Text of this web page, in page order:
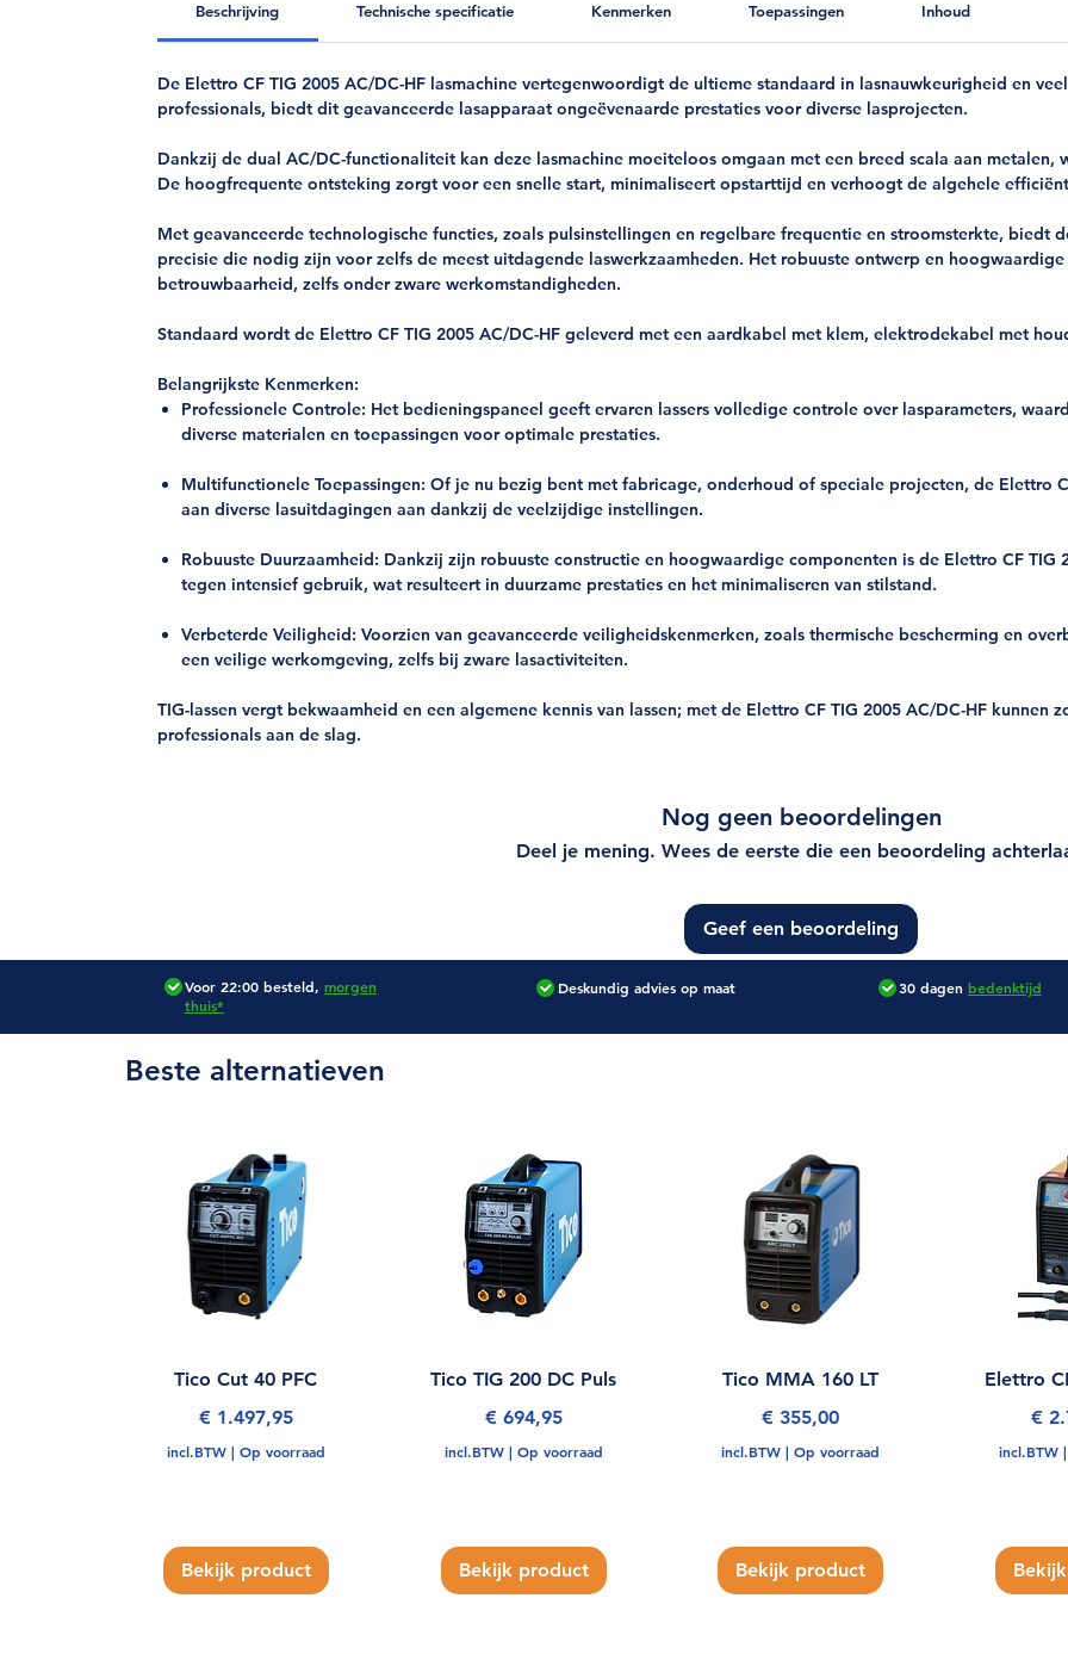
Beschrijving Technische specificatie Kenmerken Toepassingen Inhoud
De Elettro CF TIG 2005 AC/DC-HF lasmachine vertegenwoordigt de ultieme standaard in lasnauwkeurigheid en
professionals, biedt dit geavanceerde lasapparaat ongeëvenaarde prestaties voor diverse lasprojecten.
Dankzij de dual AC/DC-functionaliteit kan deze lasmachine moeiteloos omgaan met een breed scala aan metalen,
De hoogfrequente ontsteking zorgt voor een snelle start, minimaliseert opstarttijd en verhoogt de algehele
Met geavanceerde technologische functies, zoals pulsinstellingen en regelbare frequentie en stroomsterkte, biedt
precisie die nodig zijn voor zelfs de meest uitdagende laswerkzaamheden. Het robuuste ontwerp en
betrouwbaarheid, zelfs onder zware werkomstandigheden.
Standaard wordt de Elettro CF TIG 2005 AC/DC-HF geleverd met een aardkabel met klem, elektrodekabel met
Belangrijkste Kenmerken:
Professionele Controle: Het bedieningspaneel geeft ervaren lassers volledige controle over lasparameters,
diverse materialen en toepassingen voor optimale prestaties.
Multifunctionele Toepassingen: Of je nu bezig bent met fabricage, onderhoud of speciale projecten, de Elettro
aan diverse lasuitdagingen aan dankzij de veelzijdige instellingen.
Robuuste Duurzaamheid: Dankzij zijn robuuste constructie en hoogwaardige componenten is de Elettro CF TIG
tegen intensief gebruik, wat resulteert in duurzame prestaties en het minimaliseren van stilstand.
Verbeterde Veiligheid: Voorzien van geavanceerde veiligheidskenmerken, zoals thermische bescherming en
een veilige werkomgeving, zelfs bij zware lasactiviteiten.
TIG-lassen vergt bekwaamheid en een algemene kennis van lassen; met de Elettro CF TIG 2005 AC/DC-HF kunnen
professionals aan de slag.
Nog geen beoordelingen
Deel je mening. Wees de eerste die een beoordeling
Geef een beoordeling
Voor 22:00 besteld, morgen
thuis*
Deskundig advies op maat 30 dagen bedenktijd
Beste alternatieven
Tico Cut 40 PFC
Prijs
€ 1.497,95
incl.BTW | Op voorraad
Bekijk product
Tico TIG 200 DC Puls
Prijs
€ 694,95
incl.BTW | Op voorraad
Bekijk product
Tico MMA 160 LT
Prijs
€ 355,00
incl.BTW|Op voorraad
Bekijk product
Elettro
Prijs
€
incl.BTW